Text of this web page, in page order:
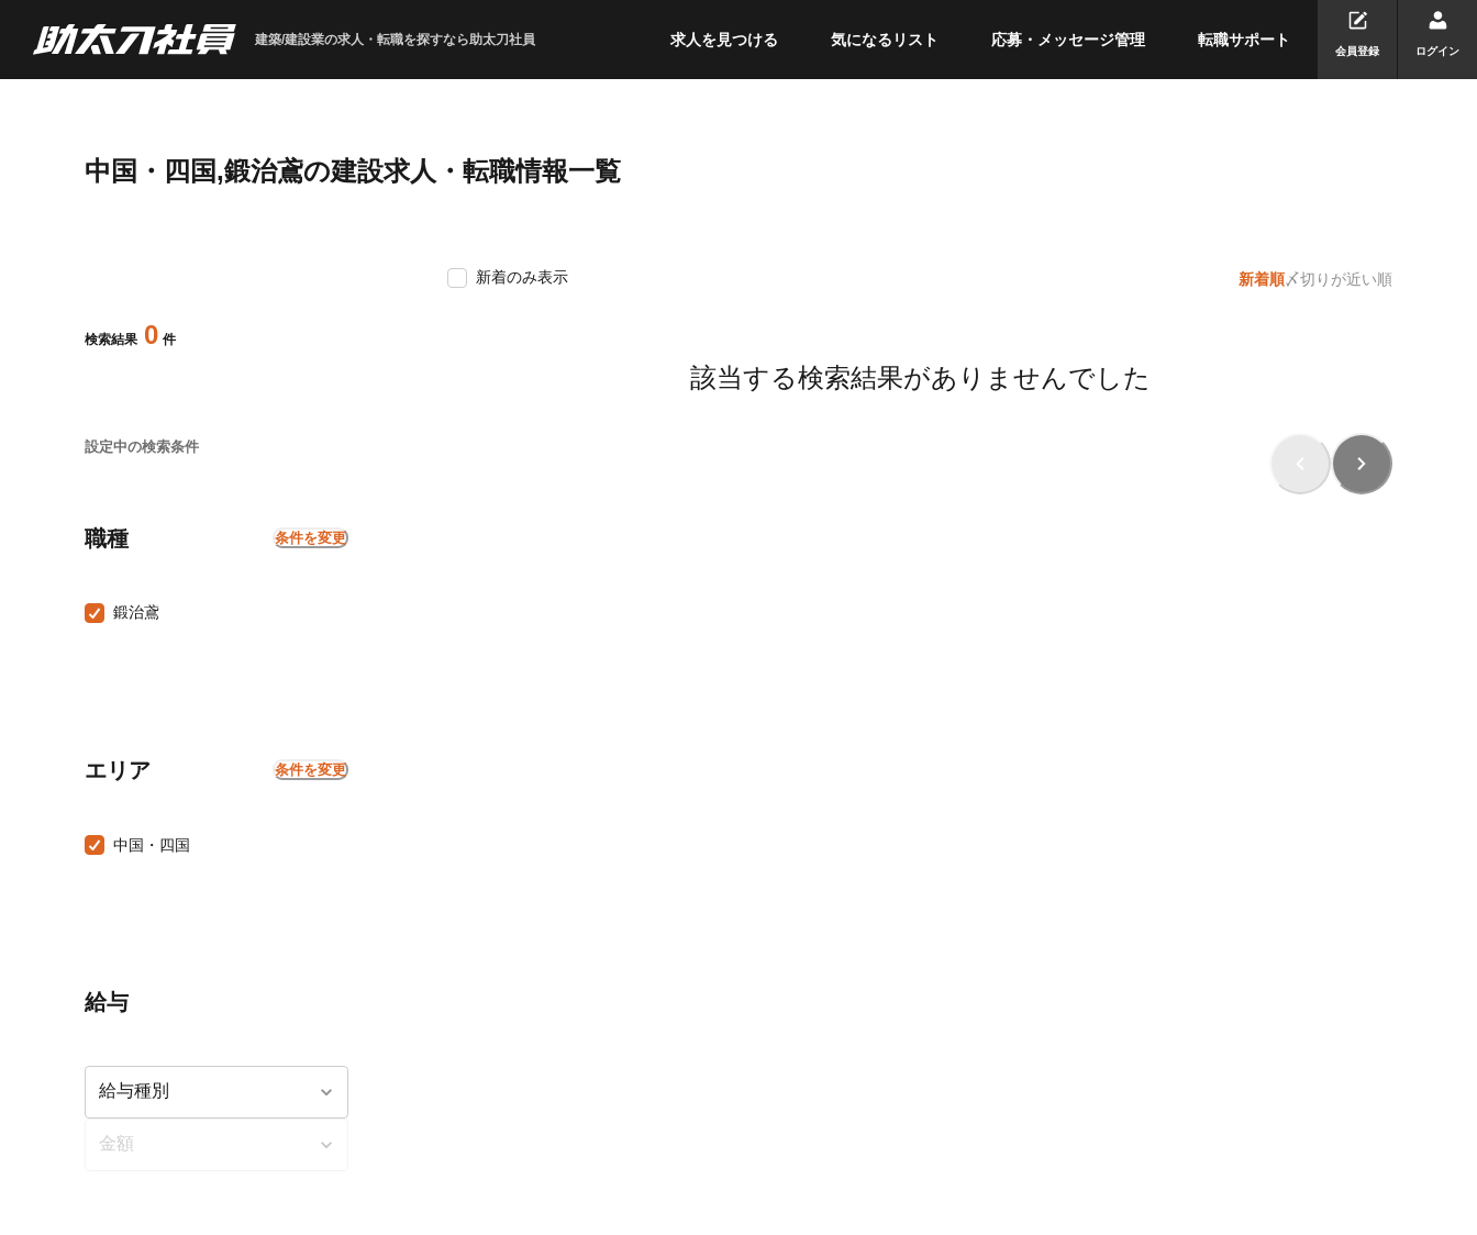
建築/建設業の求人・転職を探すなら助太刀社員 求人を見つける 気になるリスト 応募・メッセージ管理 転職サポート
会員登録 ログイン
中国・四国,鍛治鳶の建設求人・転職情報一覧
検索結果 0 件
設定中の検索条件
職種 条件を変更
鍛治鳶
エリア 条件を変更
中国・四国
給与
新着のみ表示 新着順〆切りが近い順
該当する検索結果がありませんでした